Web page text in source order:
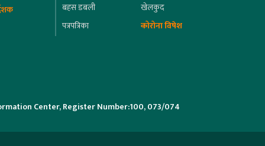
बहस डबली
खेलकुद
पत्रपत्रिका
कोरोना विषेश
Center, Register Number:100, 073/074